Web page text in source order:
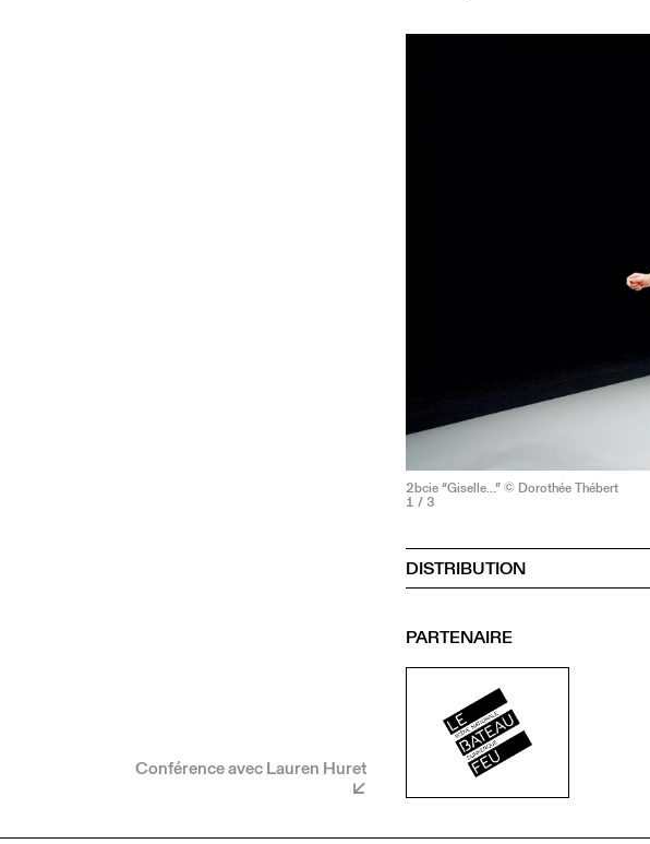
Conférence avec Lauren Huret
2bcie “Giselle…” © Dorothée Thébert
1 / 3
DISTRIBUTION
PARTENAIRE